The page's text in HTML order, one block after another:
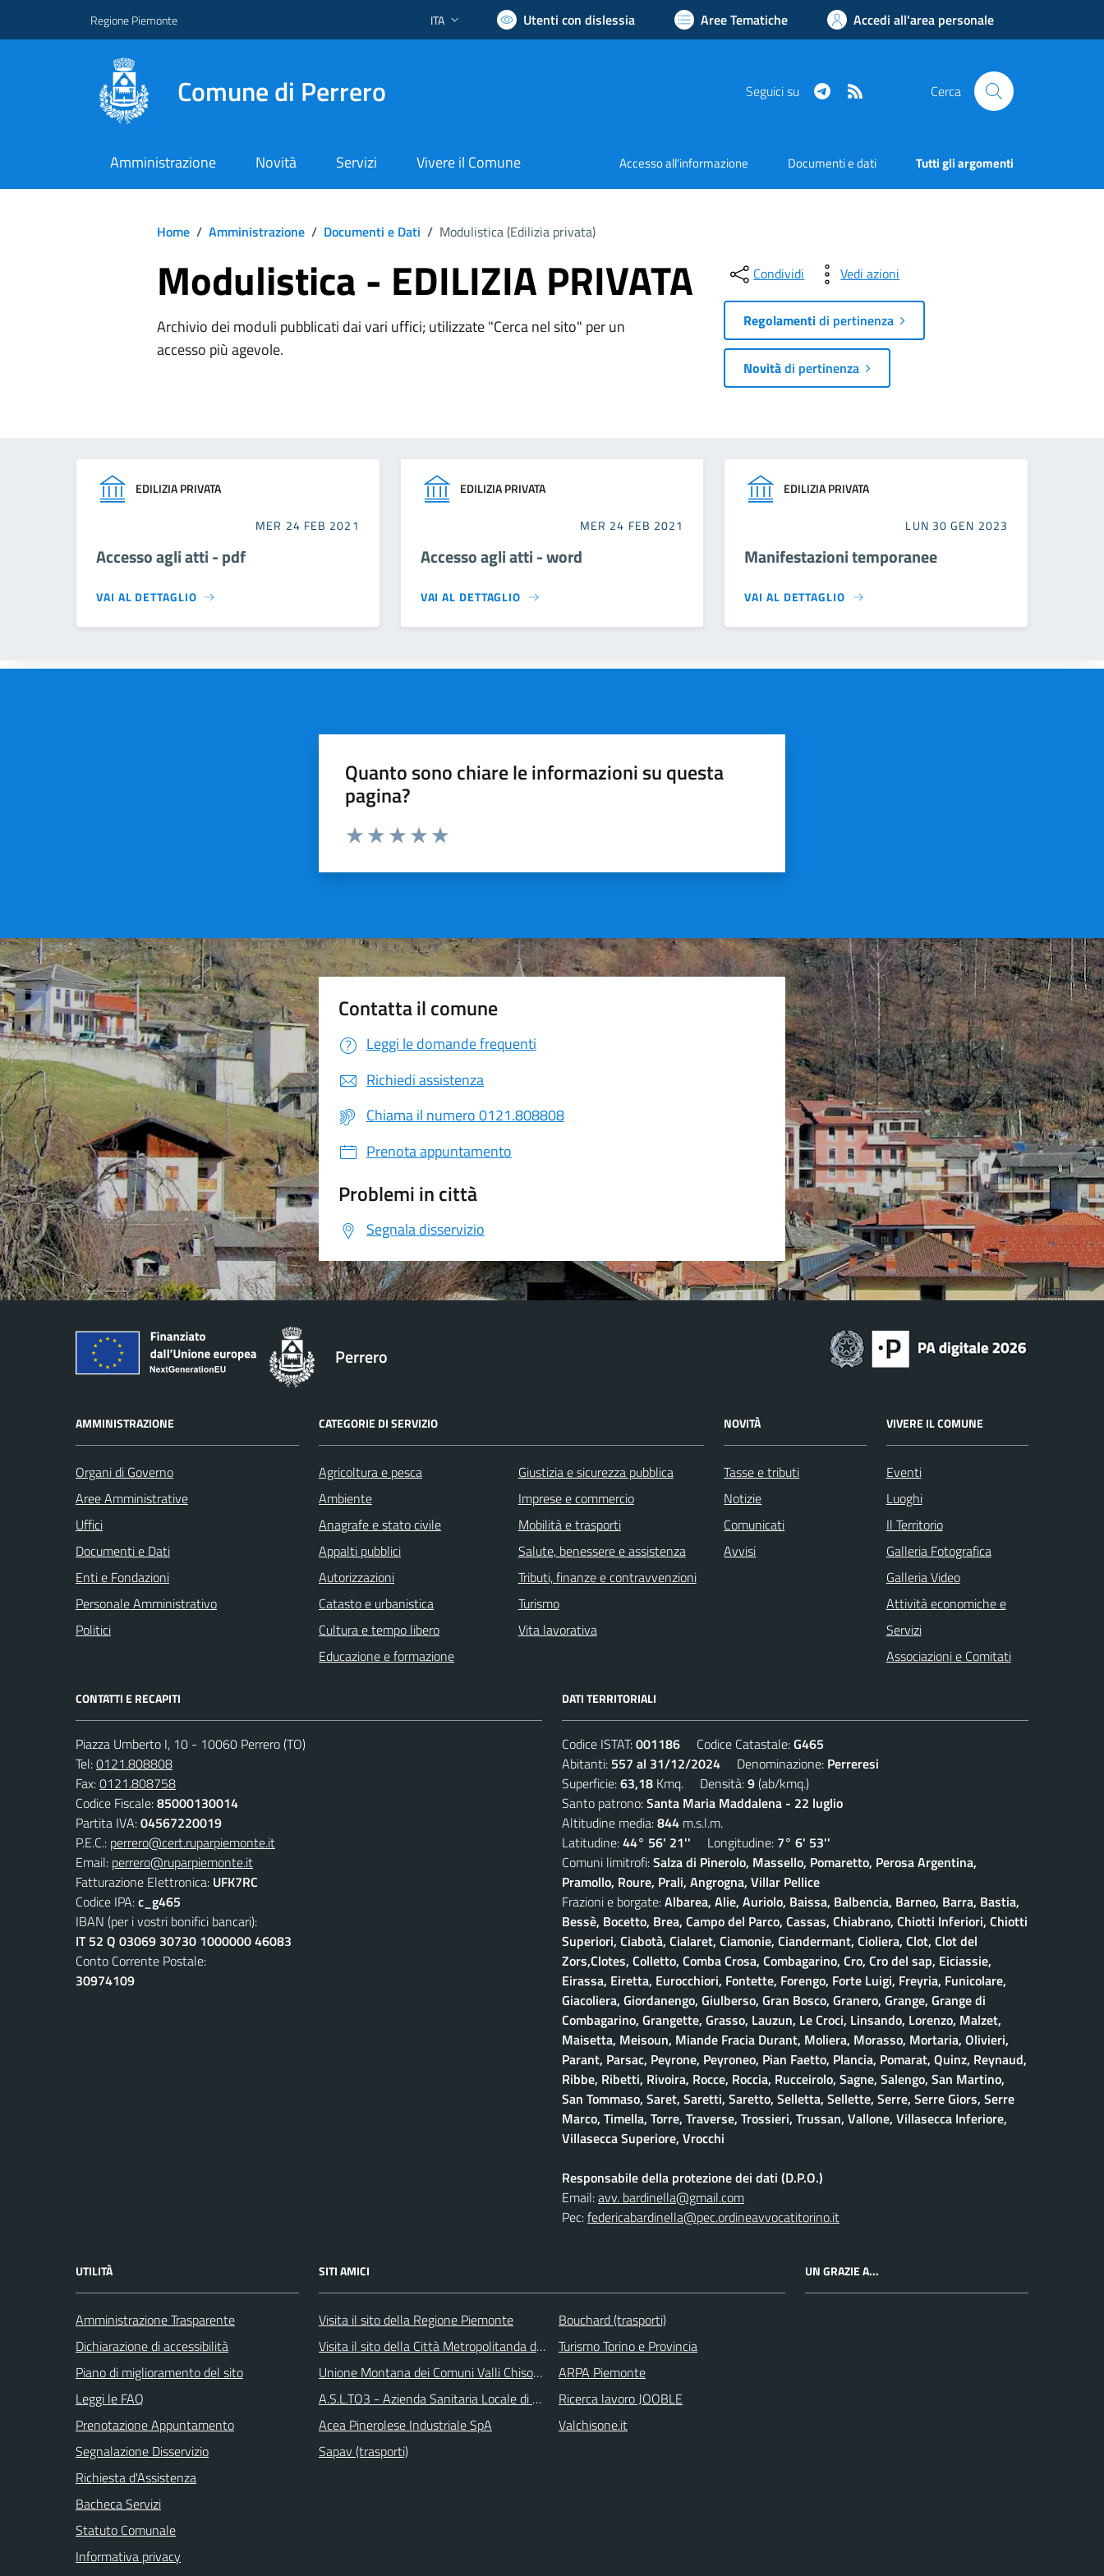
Regione Piemonte Lingua attiva:
ITA Utenti con dislessia Aree Tematiche Accedi all'area personale
Comune di Perrero Seguici su Telegram Cerca
Amministrazione Novità Servizi Vivere il Comune Accesso all'informazione Documenti e dati Tutti gli argomenti
Home / Amministrazione / Documenti e Dati / Modulistica (Edilizia privata)
Modulistica - EDILIZIA PRIVATA
Archivio dei moduli pubblicati dai vari uffici; utilizzate "Cerca nel sito" per un
accesso più agevole.
Condividi Vedi azioni
Regolamentidi pertinenza
Novitàdi pertinenza
EDILIZIA PRIVATA
MER 24 FEB 2021
Accesso agli atti - pdf
VAI AL DETTAGLIO
EDILIZIA PRIVATA
MER 24 FEB 2021
Accesso agli atti - word
VAI AL DETTAGLIO
EDILIZIA PRIVATA
LUN 30 GEN 2023
Manifestazioni temporanee
VAI AL DETTAGLIO
Quanto sono chiare le informazioni su questa
pagina?
Valuta da 1 a 5 stelle la pagina
Contatta il comune
Leggi le domande frequenti
Richiedi assistenza
Chiama il numero 0121.808808
Prenota appuntamento
Problemi in città
Segnala disservizio
Perrero
AMMINISTRAZIONE
Organi di Governo
Aree Amministrative
Uffici
Documenti e Dati
Enti e Fondazioni
Personale Amministrativo
Politici
CATEGORIE DI SERVIZIO
Agricoltura e pesca
Ambiente
Anagrafe e stato civile
Appalti pubblici
Autorizzazioni
Catasto e urbanistica
Cultura e tempo libero
Educazione e formazione
Giustizia e sicurezza pubblica
Imprese e commercio
Mobilità e trasporti
Salute, benessere e assistenza
Tributi, finanze e contravvenzioni
Turismo
Vita lavorativa
NOVITÀ
Tasse e tributi
Notizie
Comunicati
Avvisi
VIVERE IL COMUNE
Eventi
Luoghi
Il Territorio
Galleria Fotografica
Galleria Video
Attività economiche e
Servizi
Associazioni e Comitati
CONTATTI E RECAPITI
Piazza Umberto I, 10 - 10060 Perrero (TO)
Tel:0121.808808
Fax:0121.808758
Codice Fiscale:85000130014
Partita IVA:04567220019
P.E.C.: perrero@cert.ruparpiemonte.it
Email: perrero@ruparpiemonte.it
Fatturazione Elettronica: UFK7RC
Codice IPA:c_g465
IBAN (per i vostri bonifici bancari):
IT 52 Q 03069 30730 1000000 46083
Conto Corrente Postale:
30974109
DATI TERRITORIALI
Codice ISTAT:001186 Codice Catastale:G465
Abitanti: 557 al 31/12/2024 Denominazione: Perreresi
Superficie:63,18 Kmq. Densità:9(ab/kmq.)
Santo patrono:Santa Maria Maddalena - 22 luglio
Altitudine media:844 m.s.l.m.
Latitudine:44° 56' 21'' Longitudine: 7° 6' 53''
Comuni limitrofi:Salza di Pinerolo, Massello, Pomaretto, Perosa Argentina,
Pramollo, Roure, Prali, Angrogna, Villar Pellice
Frazioni e borgate:Albarea, Alie, Auriolo, Baissa, Balbencia, Barneo, Barra, Bastia,
Bessè, Bocetto, Brea, Campo del Parco, Cassas, Chiabrano, Chiotti Inferiori, Chiotti
Superiori, Ciabotà, Cialaret, Ciamonie, Ciandermant, Cioliera, Clot, Clot del
Zors,Clotes, Colletto, Comba Crosa, Combagarino, Cro, Cro del sap, Eiciassie,
Eirassa, Eiretta, Eurocchiori, Fontette, Forengo, Forte Luigi, Freyria, Funicolare,
Giacoliera, Giordanengo, Giulberso, Gran Bosco, Granero, Grange, Grange di
Combagarino, Grangette, Grasso, Lauzun, Le Croci, Linsando, Lorenzo, Malzet,
Maisetta, Meisoun, Miande Fracia Durant, Moliera, Morasso, Mortaria, Olivieri,
Parant, Parsac, Peyrone, Peyroneo, Pian Faetto, Plancia, Pomarat, Quinz, Reynaud,
Ribbe, Ribetti, Rivoira, Rocce, Roccia, Rucceirolo, Sagne, Salengo, San Martino,
San Tommaso, Saret, Saretti, Saretto, Selletta, Sellette, Serre, Serre Giors, Serre
Marco, Timella, Torre, Traverse, Trossieri, Trussan, Vallone, Villasecca Inferiore,
Villasecca Superiore, Vrocchi
Responsabile della protezione dei dati (D.P.O.)
Email:avv. bardinella@gmail.com
Pec:federicabardinella@pec.ordineavvocatitorino.it
UTILITÀ
Amministrazione Trasparente
Dichiarazione di accessibilità
Piano di miglioramento del sito
Leggi le FAQ
Prenotazione Appuntamento
Segnalazione Disservizio
Richiesta d'Assistenza
Bacheca Servizi
Statuto Comunale
Informativa privacy
SITI AMICI
Visita il sito della Regione Piemonte
Visita il sito della Città Metropolitanda di Torino
Unione Montana dei Comuni Valli Chisone e Germanasca
A.S.L.TO3 - Azienda Sanitaria Locale di Collegno e Pinerolo
Acea Pinerolese Industriale SpA
Sapav (trasporti)
Bouchard (trasporti)
Turismo Torino e Provincia
ARPA Piemonte
Ricerca lavoro JOOBLE
Valchisone.it
UN GRAZIE A...